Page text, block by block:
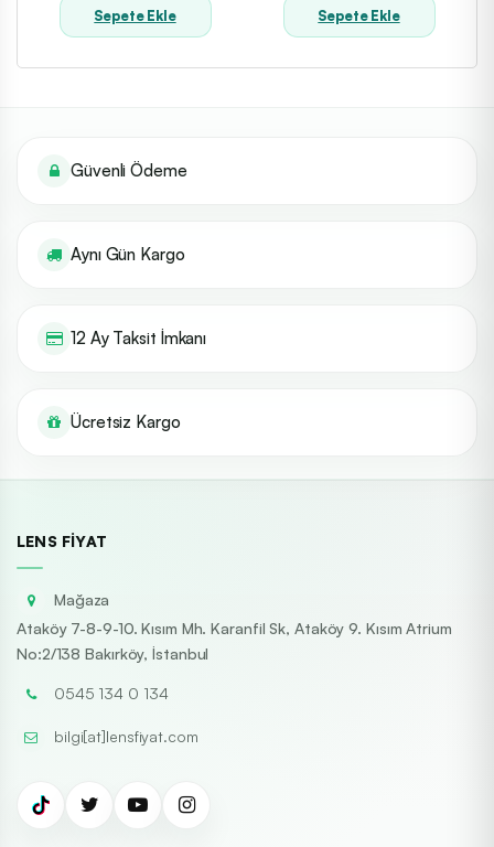
Sepete Ekle Sepete Ekle
Güvenli Ödeme
Aynı Gün Kargo
12 Ay Taksit İmkanı
Ücretsiz Kargo
LENS FIYAT
Mağaza
Ataköy 7-8-9-10. Kısım Mh. Karanfil Sk, Ataköy 9. Kısım Atrium
No:2/138 Bakırköy, İstanbul
0545 134 0 134
bilgi[at]lensfiyat.com